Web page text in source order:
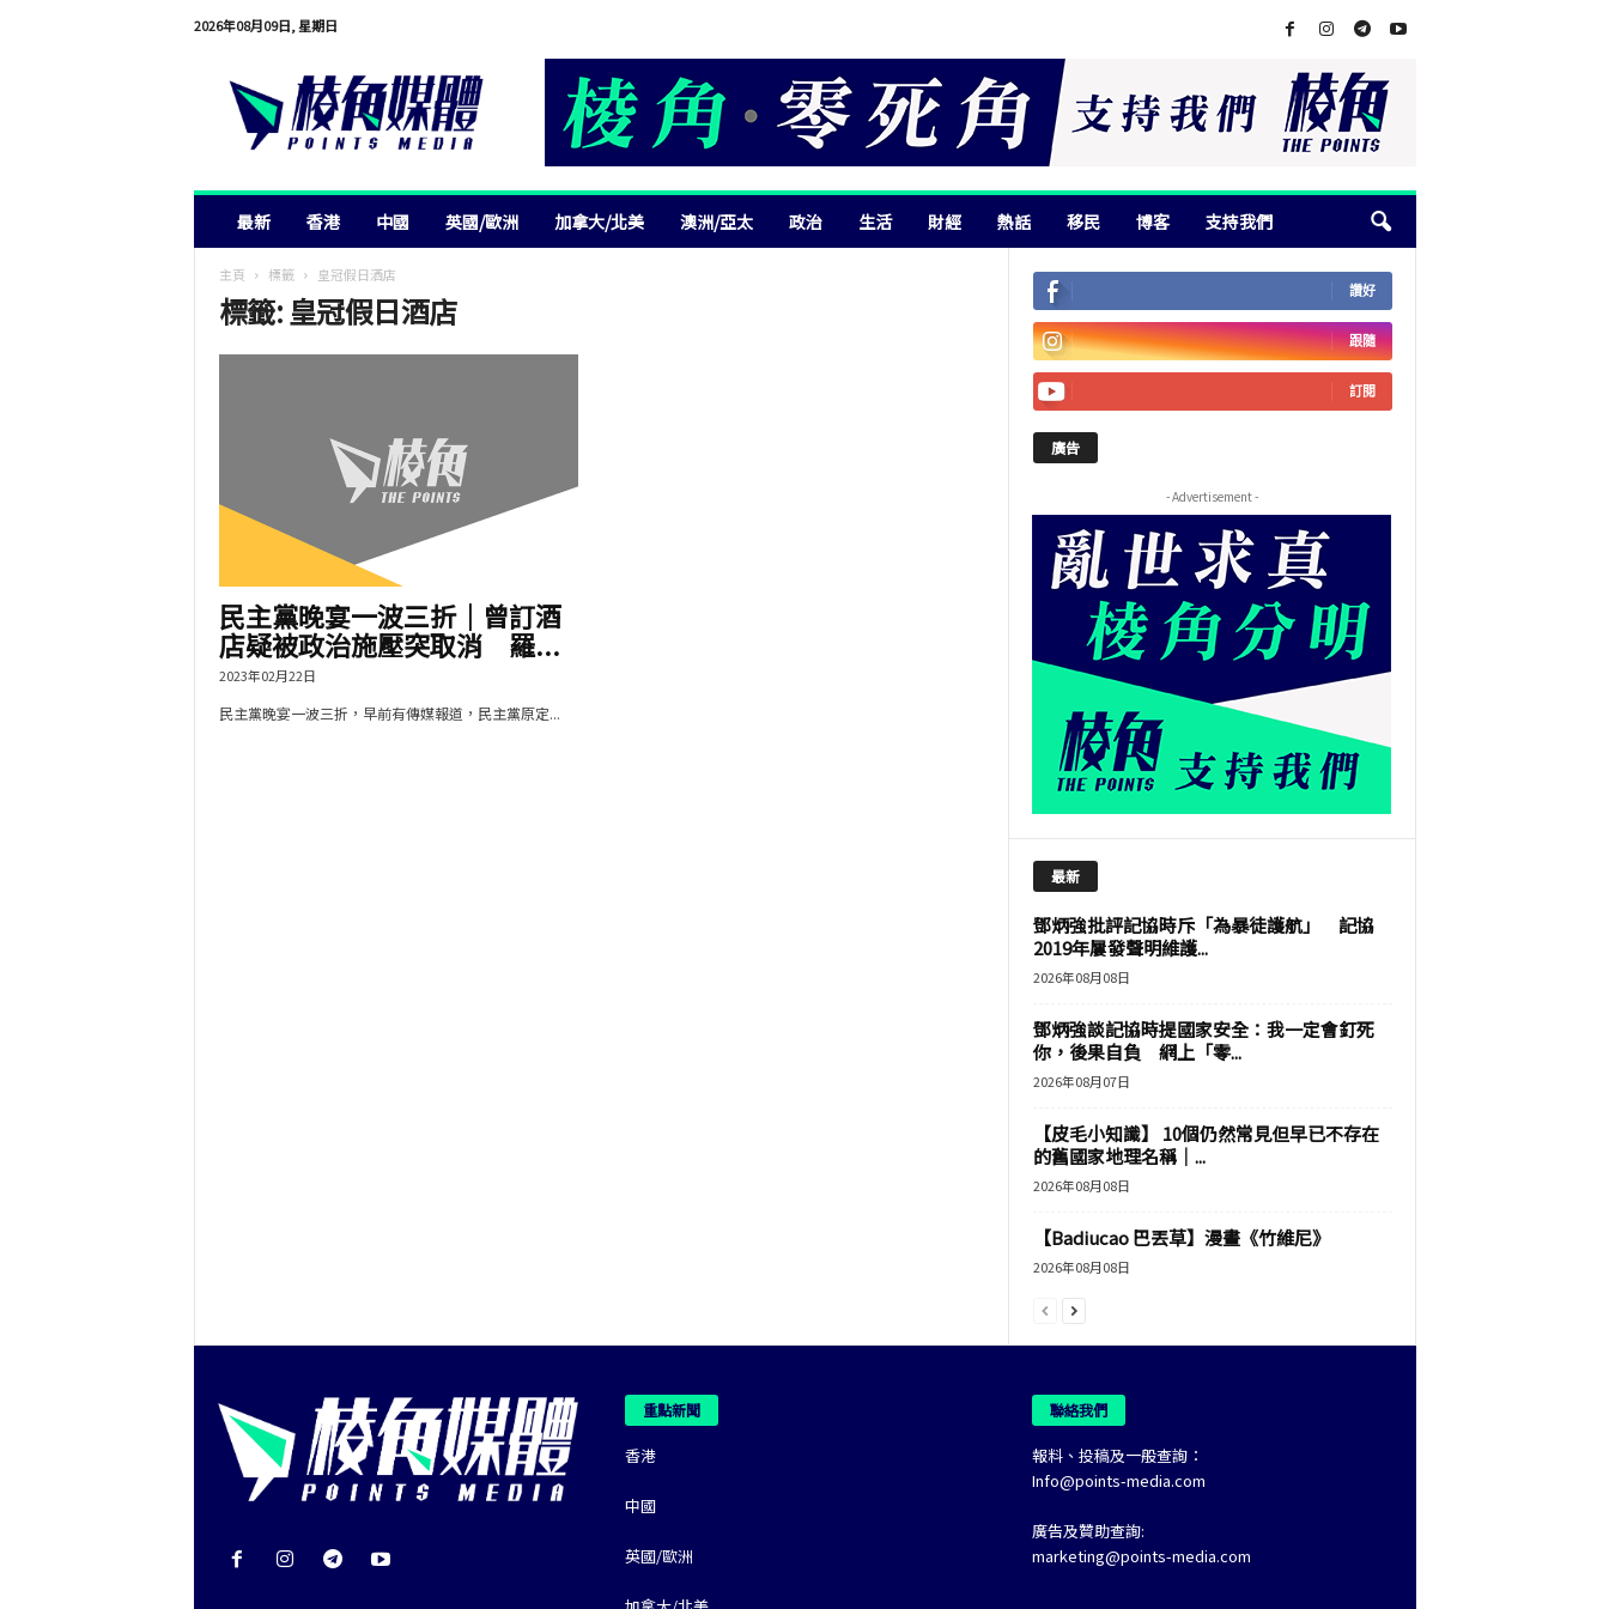
2026年08月09日, 星期日
最新 香港 中國 英國/歐洲 加拿大/北美 澳洲/亞太 政治 生活 財經 熱話 移民 博客 支持我們
主頁 標籤 皇冠假日酒店
標籤: 皇冠假日酒店
民主黨晚宴一波三折｜曾訂酒
店疑被政治施壓突取消 羅...
2023年02月22日
民主黨晚宴一波三折，早前有傳媒報道，民主黨原定...
讚好
跟隨
訂閱
廣告
- Advertisement -
最新
鄧炳強批評記協時斥「為暴徒護航」 記協
2019年屢發聲明維護...
2026年08月08日
鄧炳強談記協時提國家安全：我一定會釘死
你，後果自負 網上「零...
2026年08月07日
【皮毛小知識】 10個仍然常見但早已不存在
的舊國家地理名稱｜...
2026年08月08日
【Badiucao 巴丟草】漫畫《竹維尼》
2026年08月08日
重點新聞
香港
中國
英國/歐洲
聯絡我們
報料、投稿及一般查詢：
Info@points-media.com
廣告及贊助查詢:
marketing@points-media.com